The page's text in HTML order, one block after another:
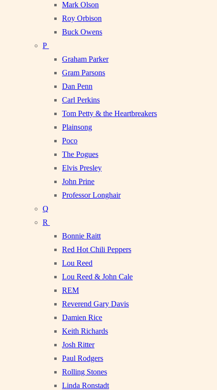
Mark Olson
Roy Orbison
Buck Owens
P
Graham Parker
Gram Parsons
Dan Penn
Carl Perkins
Tom Petty & the Heartbreakers
Plainsong
Poco
The Pogues
Elvis Presley
John Prine
Professor Longhair
Q
R
Bonnie Raitt
Red Hot Chili Peppers
Lou Reed
Lou Reed & John Cale
REM
Reverend Gary Davis
Damien Rice
Keith Richards
Josh Ritter
Paul Rodgers
Rolling Stones
Linda Ronstadt